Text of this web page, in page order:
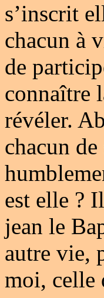
s’inscrit
chacun à
de
connaître
révéler.
chacun
est elle ?
jean le
autre vie,
moi, celle